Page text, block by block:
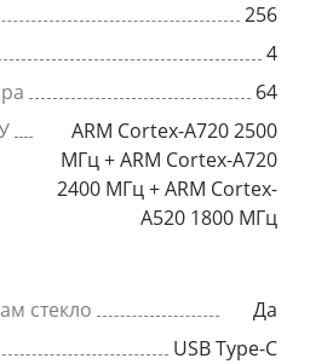
256
4
64
ARM Cortex-A720 2500
МГц + ARM Cortex-A720
2400 МГц + ARM Cortex-
A520 1800 МГц
стекло
Да
USB Type-C